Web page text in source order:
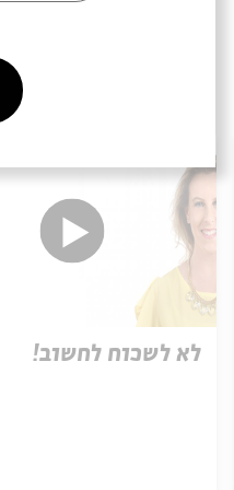
לא לשכוח לחשוב!